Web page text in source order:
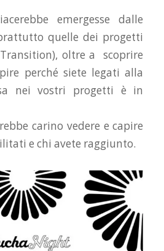
emergesse dalle
quelle dei progetti
oltre a scoprire
perché siete legati alla
nei vostri progetti è in
carino vedere e capire
e chi avete raggiunto.